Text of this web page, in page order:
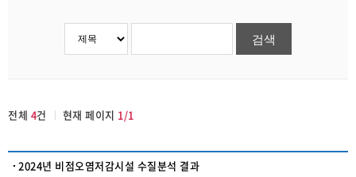
전체 4건 현재 페이지 1/1
2024년 비점오염저감시설 수질분석 결과